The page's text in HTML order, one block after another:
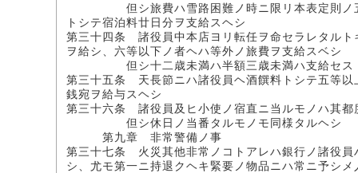
但シ旅費ハ雪路困難ノ時ニ限リ本表定則ノ五割
トシテ宿泊料廿日分ヲ支給スヘシ
第三十四条 諸役員中本店ヨリ転任ヲ命セラレタルト
ヲ給シ、六等以下ノ者ヘハ等外ノ旅費ヲ支給スベシ
但シ十二歳未満ハ半額三歳未満ハ支給セス
第三十五条 天長節ニハ諸役員ヘ酒饌料トシテ五等以
銭宛ヲ給与スヘシ
第三十六条 諸役員及ヒ小使ノ宿直ニ当ルモノハ其
但シ休日ノ当番タルモノモ同様タルヘシ
第九章 非常警備ノ事
第三十七条 火災其他非常ノコトアレハ銀行ノ諸役員
シ、尤モ第一ニ持退クヘキ緊要ノ物品ニハ常ニ予シ